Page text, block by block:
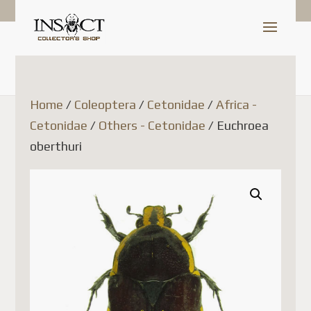
Home / Coleoptera / Cetonidae /Africa -
Cetonidae / Others - Cetonidae / Euchroea
oberthuri
Since July 1, 2026, Canada
Post has temporarily
suspended the acceptance of
parcels to France (as well as
several other European Union
countries). This decision is
related to new European
Union customs regulations
and is not due to any issue